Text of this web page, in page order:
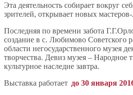
Эта деятельность собирает вокруг
зрителей, открывает новых
Последняя по времени забота
создание в с. Любимово Советского
области негосударственного музея
творчества. Девиз музея – Народное
культурное наследие завтра.
Выставка работает до 30 января